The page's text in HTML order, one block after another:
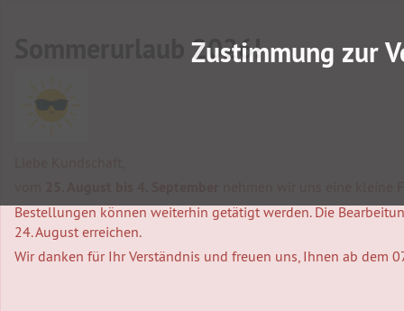
Sommerurlaub 2026!
Bestellungen können weiterhin getätigt werden. Die
24. August erreichen.
Wir danken für Ihr Verständnis und freuen uns, Ihnen ab dem
Zustimmung zur